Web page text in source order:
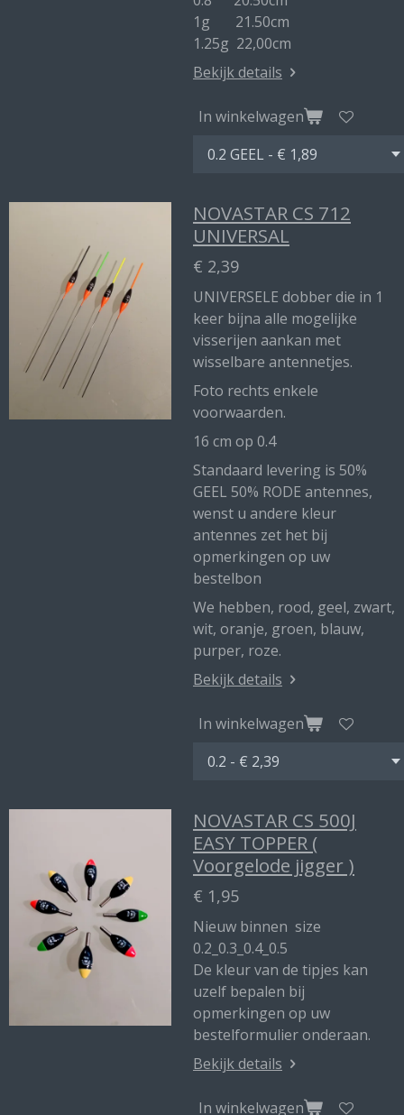
1g 21.50cm
1.25g 22,00cm
Bekijk details
In winkelwagen
NOVASTAR CS 712
UNIVERSAL
€ 2,39
UNIVERSELE dobber die in 1
keer bijna alle mogelijke
visserijen aankan met
wisselbare antennetjes.
Foto rechts enkele
voorwaarden.
16 cm op 0.4
Standaard levering is 50%
GEEL 50% RODE antennes,
wenst u andere kleur
antennes zet het bij
opmerkingen op uw
bestelbon
We hebben, rood, geel, zwart,
wit, oranje, groen, blauw,
purper, roze.
Bekijk details
In winkelwagen
NOVASTAR CS 500J
EASY TOPPER (
Voorgelode jigger )
€ 1,95
Nieuw binnen size
0.2_0.3_0.4_0.5
De kleur van de tipjes kan
uzelf bepalen bij
opmerkingen op uw
bestelformulier onderaan.
Bekijk details
In winkelwagen